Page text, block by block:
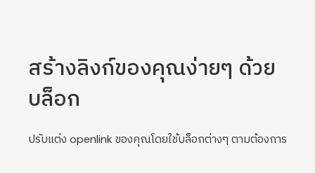
สร้างลิงก์ของคุณง่ายๆ ด้วย
บล็อก
ปรับแต่ง openlink ของคุณโดยใช้บล็อกต่างๆ ตามต้องการ